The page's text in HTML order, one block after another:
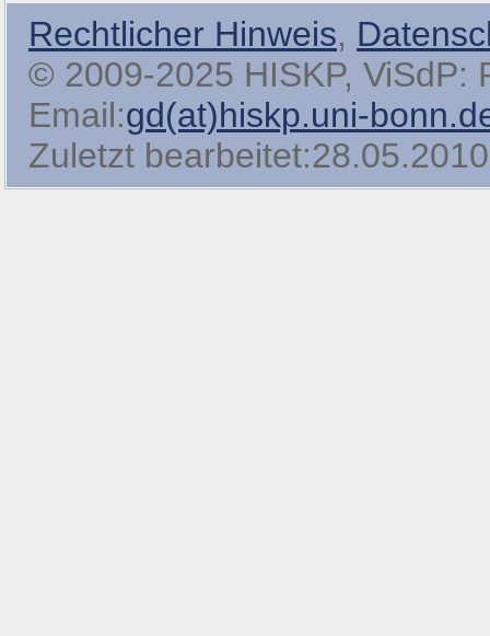
Rechtlicher Hinweis,
© 2009-2025 HISKP, ViSdP:
Email:gd(at)hiskp.uni-
Zuletzt